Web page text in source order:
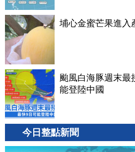
埔心金蜜芒果進入
颱風白海豚週末最
能登陸中國
今日整點新聞